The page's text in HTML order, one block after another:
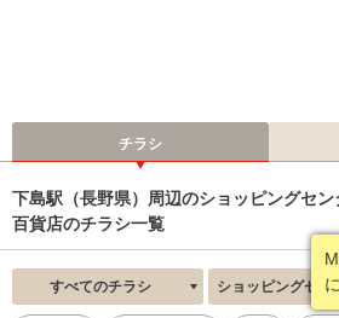
チラシ
下島駅（長野県）周辺のショッピングセン
百貨店のチラシ一覧
すべてのチラシ ショッピングセンター